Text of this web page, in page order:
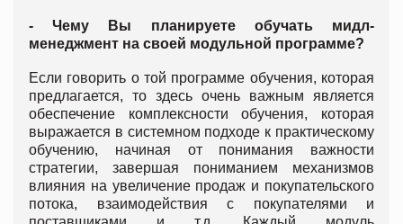
- Чему Вы планируете обучать мидл-
менеджмент на своей модульной программе?
Если говорить о той программе обучения, которая
предлагается, то здесь очень важным является
обеспечение комплексности обучения, которая
выражается в системном подходе к практическому
обучению, начиная от понимания важности
стратегии, завершая пониманием механизмов
влияния на увеличение продаж и покупательского
потока, взаимодействия с покупателями и